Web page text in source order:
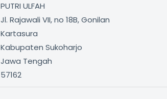
PUTRI ULFAH
Jl. Rajawali VII, no 18B, Gonilan
Kartasura
Kabupaten Sukoharjo
Jawa Tengah
57162